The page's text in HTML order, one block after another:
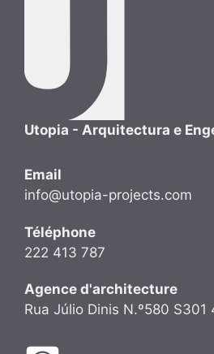
Utopia - Arquitectura e
Email
info@utopia-projects.com
Téléphone
222 413 787
Agence d'architecture
Rua Júlio Dinis N.º580